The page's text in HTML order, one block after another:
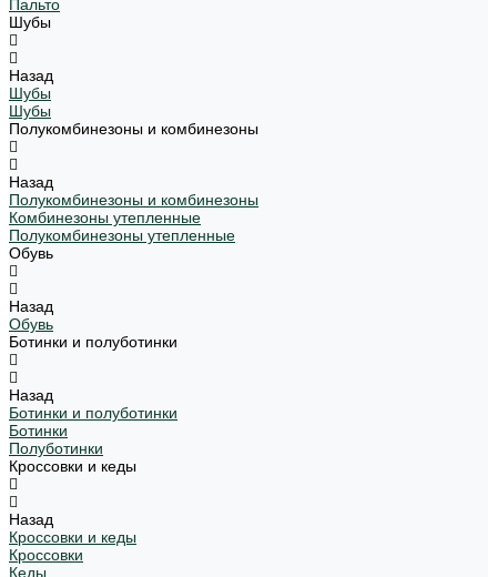
Пальто
Шубы
Назад
Шубы
Шубы
Полукомбинезоны и комбинезоны
Назад
Полукомбинезоны и комбинезоны
Комбинезоны утепленные
Полукомбинезоны утепленные
Обувь
Назад
Обувь
Ботинки и полуботинки
Назад
Ботинки и полуботинки
Ботинки
Полуботинки
Кроссовки и кеды
Назад
Кроссовки и кеды
Кроссовки
Кеды